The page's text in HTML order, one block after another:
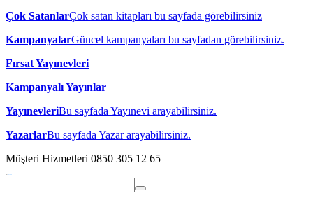
Çok SatanlarÇok satan kitapları bu sayfada görebilirsiniz
KampanyalarGüncel kampanyaları bu sayfadan görebilirsiniz.
Fırsat Yayınevleri
Kampanyalı Yayınlar
YayınevleriBu sayfada Yayınevi arayabilirsiniz.
YazarlarBu sayfada Yazar arayabilirsiniz.
Müşteri Hizmetleri 0850 305 12 65